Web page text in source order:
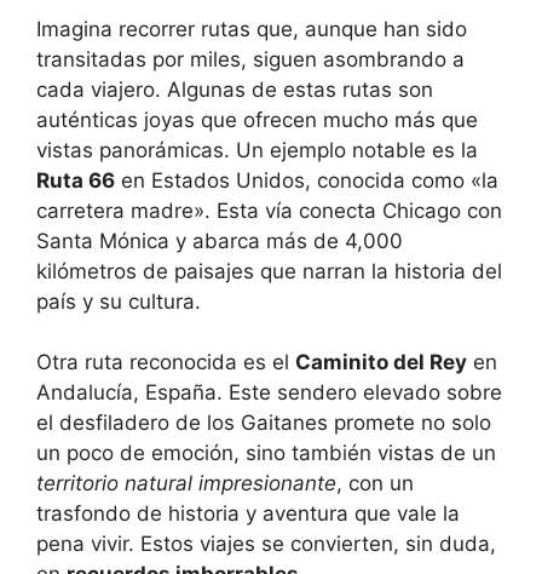
Imagina recorrer rutas que, aunque han sido
transitadas por miles, siguen asombrando a
cada viajero. Algunas de estas rutas son
auténticas joyas que ofrecen mucho más que
vistas panorámicas. Un ejemplo notable es la
Ruta 66 en Estados Unidos, conocida como «la
carretera madre». Esta vía conecta Chicago con
Santa Mónica y abarca más de 4,000
kilómetros de paisajes que narran la historia del
país y su cultura.
Otra ruta reconocida es el Caminito del Rey en
Andalucía, España. Este sendero elevado sobre
el desfiladero de los Gaitanes promete no solo
un poco de emoción, sino también vistas de un
territorio natural impresionante, con un
trasfondo de historia y aventura que vale la
pena vivir. Estos viajes se convierten, sin duda,